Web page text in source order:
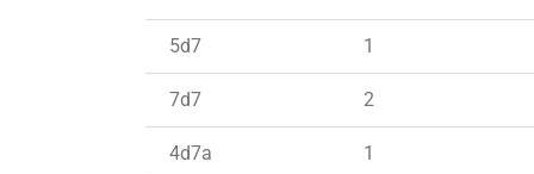
5d7 1
7d7 2
4d7a 1